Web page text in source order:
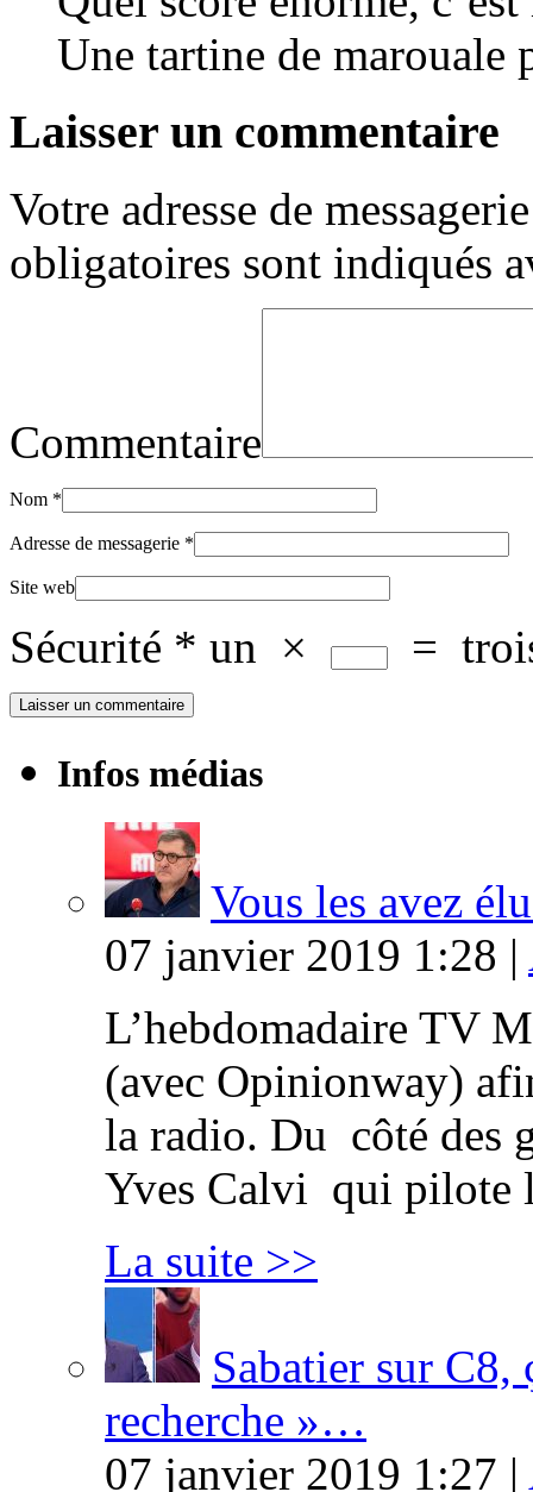
Une tartine de marouale
Laisser un commentaire
Votre adresse de
obligatoires sont indiqués
Commentaire
Nom *
Adresse de messagerie *
Site web
Sécurité * un × =
Infos médias
Vous les avez
07 janvier 2019 1:28 |
L’hebdomadaire TV
(avec Opinionway)
la radio. Du côté des
Yves Calvi qui
La suite >>
Sabatier sur C8,
recherche »…
07 janvier 2019 1:27 |